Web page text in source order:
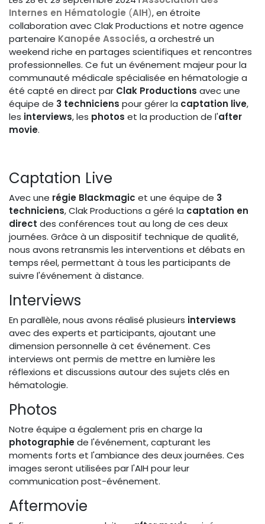
Internes en Hématologie (AIH), en étroite
collaboration avec Clak Productions et notre agence
partenaire Kanopée Associés, a orchestré un
weekend riche en partages scientifiques et rencontres
professionnelles. Ce fut un événement majeur pour la
communauté médicale spécialisée en hématologie a
été capté en direct par Clak Productions avec une
équipe de 3 techniciens pour gérer la captation live,
les interviews, les photos et la production de l'after
movie.
Captation Live
Avec une régie Blackmagic et une équipe de 3
techniciens, Clak Productions a géré la captation en
direct des conférences tout au long de ces deux
journées. Grâce à un dispositif technique de qualité,
nous avons retransmis les interventions et débats en
temps réel, permettant à tous les participants de
suivre l'événement à distance.
Interviews
En parallèle, nous avons réalisé plusieurs interviews
avec des experts et participants, ajoutant une
dimension personnelle à cet événement. Ces
interviews ont permis de mettre en lumière les
réflexions et discussions autour des sujets clés en
hématologie.
Photos
Notre équipe a également pris en charge la
photographiede l'événement, capturant les
moments forts et l'ambiance des deux journées. Ces
images seront utilisées par l'AIH pour leur
communication post-événement.
Aftermovie